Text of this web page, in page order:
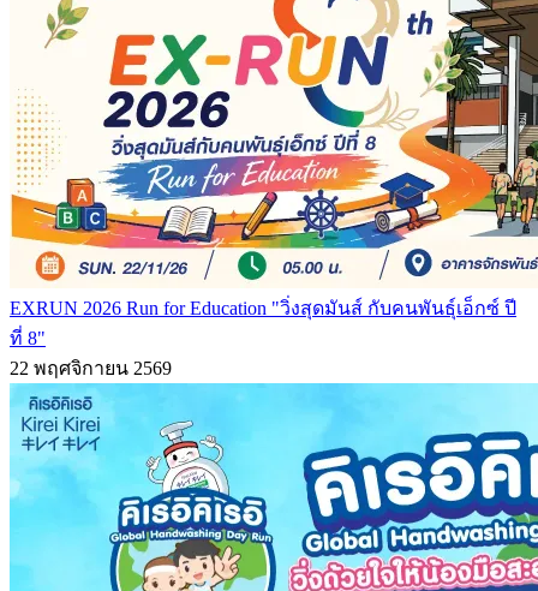
EXRUN 2026 Run for Education "วิ่งสุดมันส์ กับคนพันธุ์เอ็กซ์ ปี
ที่ 8"
22 พฤศจิกายน 2569